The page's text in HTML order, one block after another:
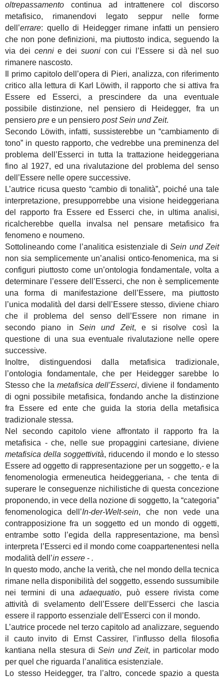
oltrepassamento continua ad intrattenere col discorso
metafisico, rimanendovi legato seppur nelle forme
dell’errare: quello di Heidegger rimane infatti un pensiero
che non pone definizioni, ma piuttosto indica, seguendo la
via dei cennie dei suoni con cui l’Essere si dà nel suo
rimanere nascosto.
Il primo capitolo dell’opera di Pieri, analizza, con riferimento
critico alla lettura di Karl Löwith, il rapporto che si attiva fra
Essere ed Esserci, a prescindere da una eventuale
possibile distinzione, nel pensiero di Heidegger, fra un
pensiero pre e un pensiero post Sein und Zeit.
Secondo Löwith, infatti, sussisterebbe un “cambiamento di
tono” in questo rapporto, che vedrebbe una preminenza del
problema dell’Esserci in tutta la trattazione heideggeriana
fino al 1927, ed una rivalutazione del problema del senso
dell’Essere nelle opere successive.
L’autrice ricusa questo “cambio di tonalità”, poiché una tale
interpretazione, presupporrebbe una visione heideggeriana
del rapporto fra Essere ed Esserci che, in ultima analisi,
ricalcherebbe quella invalsa nel pensare metafisico fra
fenomeno e noumeno.
Sottolineando come l’analitica esistenziale diSein und Zeit
non sia semplicemente un’analisi ontico-fenomenica, ma si
configuri piuttosto come un’ontologia fondamentale, volta a
determinare l’essere dell’Esserci, che non è semplicemente
una forma di manifestazione dell’Essere, ma piuttosto
l’unica modalità del darsi dell’Essere stesso, diviene chiaro
che il problema del senso dell’Essere non rimane in
secondo piano in Sein und Zeit, e si risolve così la
questione di una sua eventuale rivalutazione nelle opere
successive.
Inoltre, distinguendosi dalla metafisica tradizionale,
l’ontologia fondamentale, che per Heidegger sarebbe lo
Stesso che la metafisica dell’Esserci, diviene il fondamento
di ogni possibile metafisica, fondando anche la distinzione
fra Essere ed ente che guida la storia della metafisica
tradizionale stessa.
Nel secondo capitolo viene affrontato il rapporto fra la
metafisica - che, nelle sue propaggini cartesiane, diviene
metafisica della soggettività, riducendo il mondo e lo stesso
Essere ad oggetto di rappresentazione per un soggetto,- e la
fenomenologia ermeneutica heideggeriana, - che tenta di
superare le conseguenze nichilistiche di questa concezione
proponendo, in vece della nozione di soggetto, la “categoria”
fenomenologica dell’In-der-Welt-sein, che non vede una
contrapposizione fra un soggetto ed un mondo di oggetti,
entrambe sotto l’egida della rappresentazione, ma bensì
interpreta l’Esserci ed il mondo come coappartenentesi nella
modalità dell’in essere - .
In questo modo, anche la verità, che nel mondo della tecnica
rimane nella disponibilità del soggetto, essendo sussumibile
nei termini di una adaequatio, può essere rivista come
attività di svelamento dell’Essere dell’Esserci che lascia
essere il rapporto essenziale dell’Esserci con il mondo.
L’autrice procede nel terzo capitolo ad analizzare, seguendo
il cauto invito di Ernst Cassirer, l’influsso della filosofia
kantiana nella stesura diSein und Zeit, in particolar modo
per quel che riguarda l’analitica esistenziale.
Lo stesso Heidegger, tra l’altro, concede spazio a questa